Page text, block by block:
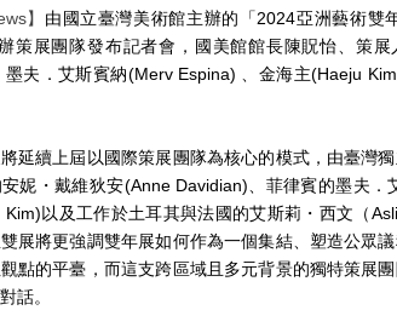
】 由國立臺灣美術館主辦的「2024亞洲藝術雙
辦策展團隊發布記者會，國美館館長陳貺怡、策
墨夫．艾斯賓納(Merv Espina) 、金海主(Haeju
延續上屆以國際策展團隊為核心的模式，由臺灣
妮・戴維狄安(Anne Davidian)、菲律賓的墨夫．
Kim)以及工作於土耳其與法國的艾斯莉・西文（
展將更強調雙年展如何作為一個集結、塑造公眾
點的平臺，而這支跨區域且多元背景的獨特策展
話。